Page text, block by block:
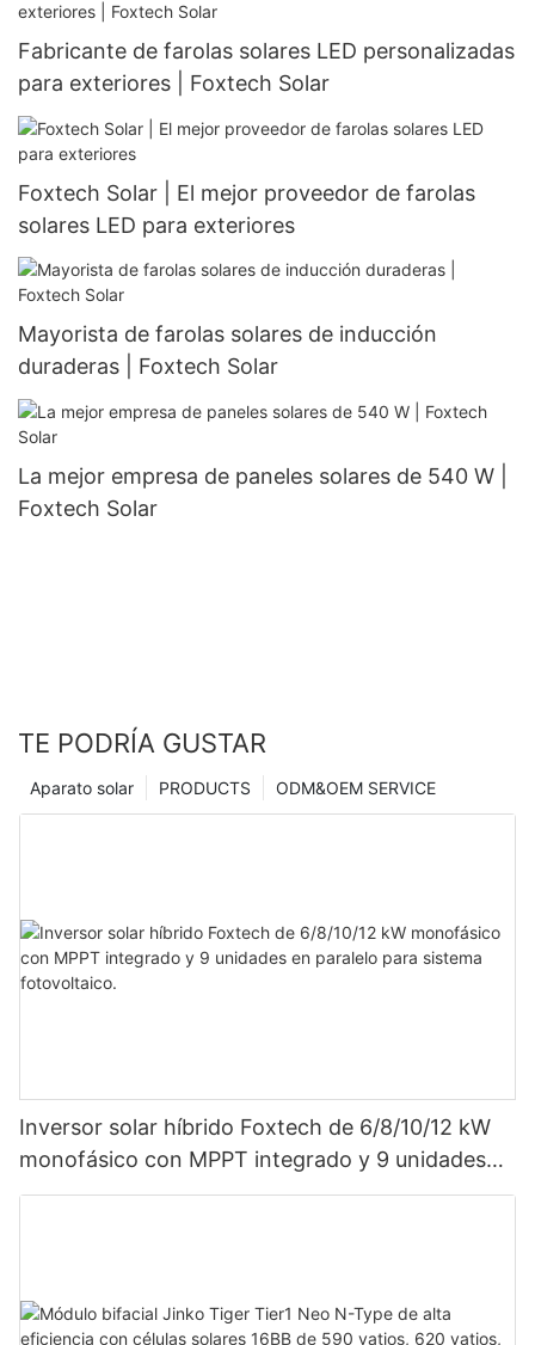
Fabricante de farolas solares LED personalizadas
para exteriores | Foxtech Solar
Foxtech Solar | El mejor proveedor de farolas
solares LED para exteriores
Mayorista de farolas solares de inducción
duraderas | Foxtech Solar
La mejor empresa de paneles solares de 540 W |
Foxtech Solar
TE PODRÍA GUSTAR
ODM&OEM SERVICE
PRODUCTS
Aparato solar
Inversor solar híbrido Foxtech de 6/8/10/12 kW
monofásico con MPPT integrado y 9 unidades
en paralelo para sistema fotovoltaico.